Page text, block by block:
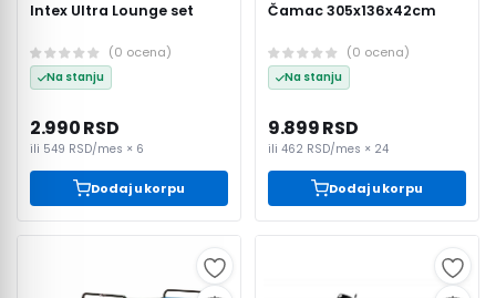
Intex Ultra Lounge set
(0 ocena)
Na stanju
2.990 RSD
ili 549 RSD/mes × 6
Dodaj u korpu
Čamac 305x136x42cm
(0 ocena)
Na stanju
9.899 RSD
ili 462 RSD/mes × 24
Dodaj u korpu